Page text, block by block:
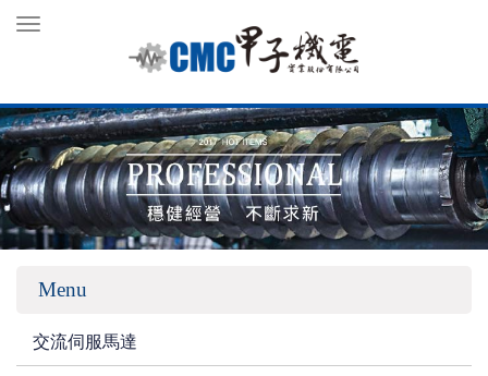
Toggle
Menu
交流伺服馬達